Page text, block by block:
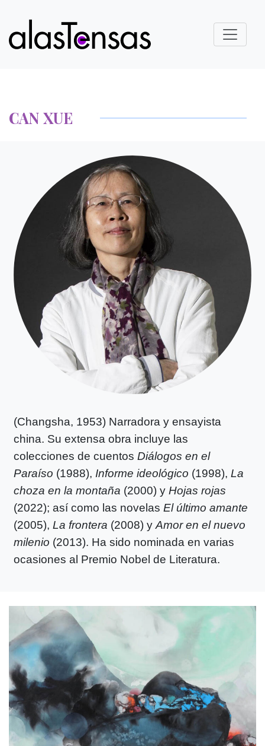
CAN XUE
(Changsha, 1953) Narradora y ensayista
china. Su extensa obra incluye las
colecciones de cuentos Diálogos en el
Paraíso (1988), Informe ideológico (1998), La
choza en la montaña (2000) y Hojas rojas
(2022); así como las novelas El último amante
(2005), La frontera (2008) y Amor en el nuevo
milenio (2013). Ha sido nominada en varias
ocasiones al Premio Nobel de Literatura.